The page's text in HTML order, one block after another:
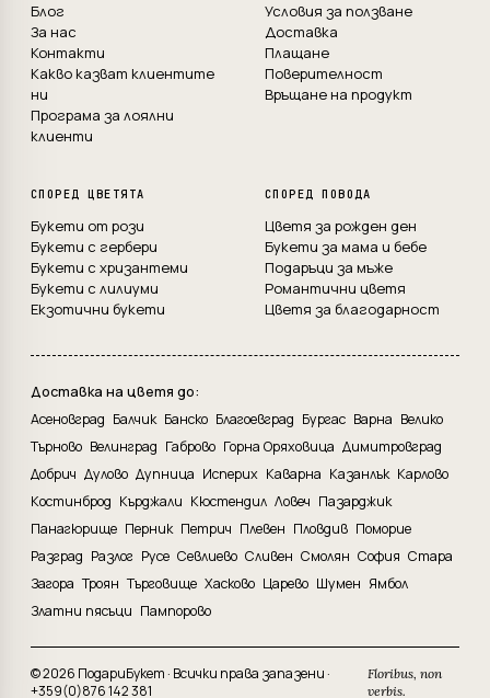
Блог
За нас
Контакти
Какво казват клиентите
ни
Програма за лоялни
клиенти
Условия за ползване
Доставка
Плащане
Поверителност
Връщане на продукт
СПОРЕД ЦВЕТЯТА
Букети от рози
Букети с гербери
Букети с хризантеми
Букети с лилиуми
Екзотични букети
СПОРЕД ПОВОДА
Цветя за рожден ден
Букети за мама и бебе
Подаръци за мъже
Романтични цветя
Цветя за благодарност
Доставка на цветя до:
Асеновград Балчик Банско Благоевград Бургас Варна Велико
Търново Велинград Габрово Горна Оряховица Димитровград
Добрич Дулово Дупница Исперих Каварна Казанлък Карлово
Костинброд Кърджали Кюстендил Ловеч Пазарджик
Панагюрище Перник Петрич Плевен Пловдив Поморие
Разград Разлог Русе Севлиево Сливен Смолян София Стара
Загора Троян Търговище Хасково Царево Шумен Ямбол
Златни пясъци Пампорово
© 2026 ПодариБукет · Всички права запазени ·
+359(0)876 142 381
Floribus, non
verbis.